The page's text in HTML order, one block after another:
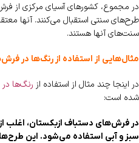
در مجموع، کشورهای آسیای مرکزی از
طرح‌های سنتی استقبال می‌کنند. آنها
سنت‌های آنها هستند.
مثال‌هایی از استفاده از رنگ‌ها در
در اینجا چند مثال از استفاده از رنگ‌ها
شده است:
در فرش‌های دستباف ازبکستان، اغلب
سبز و آبی استفاده می‌شود. این طرح‌ها